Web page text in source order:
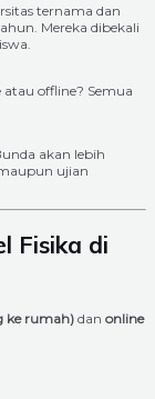
ternama dan
Mereka dibekali
offline? Semua
akan lebih
ujian
Fisika di
ke rumah)dan online